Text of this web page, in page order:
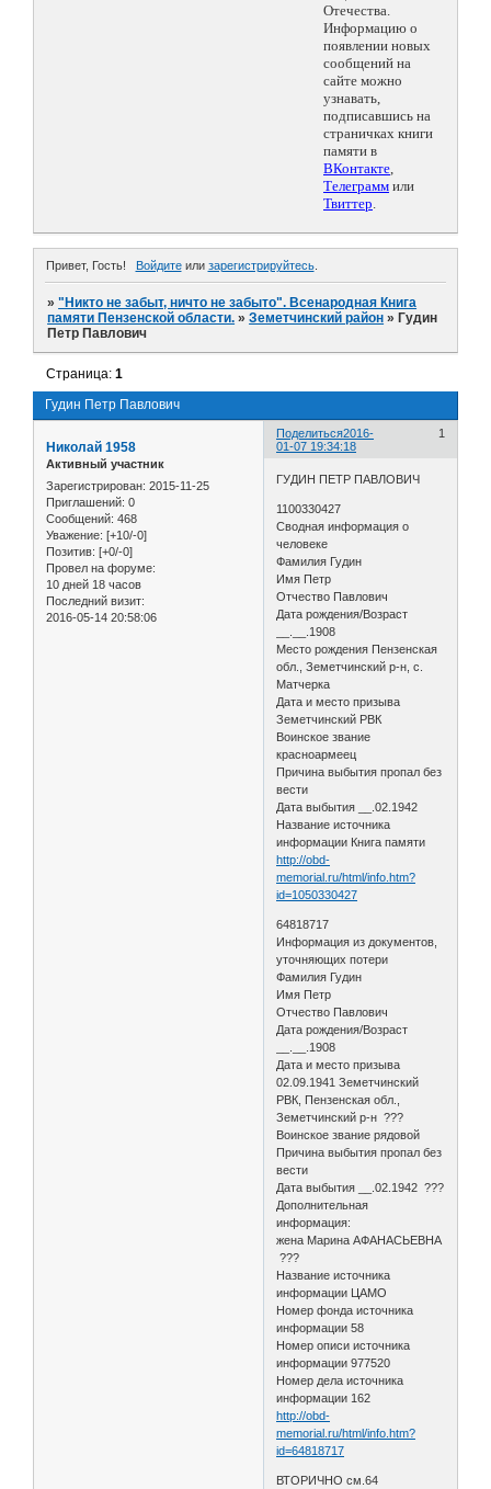
Отечества.
Информацию о
появлении новых
сообщений на
сайте можно
узнавать,
подписавшись на
страничках книги
памяти в
ВКонтакте,
Телеграмм или
Твиттер.
Привет, Гость! Войдитеили зарегистрируйтесь.
»"Никто не забыт, ничто не забыто". Всенародная Книга
памяти Пензенской области. »Земетчинский район » Гудин
Петр Павлович
Гудин Петр Павлович
Страница:1
Поделиться 1
2016-
01-07 19:34:18
Николай 1958
Активный участник
Зарегистрирован: 2015-11-25
Приглашений: 0
Сообщений: 468
Уважение: [+10/-0]
Позитив: [+0/-0]
Провел на форуме:
10 дней 18 часов
Последний визит:
2016-05-14 20:58:06
ГУДИН ПЕТР ПАВЛОВИЧ
1100330427
Сводная информация о
человеке
Фамилия Гудин
Имя Петр
Отчество Павлович
Дата рождения/Возраст
__.__.1908
Место рождения Пензенская
обл., Земетчинский р-н, с.
Матчерка
Дата и место призыва
Земетчинский РВК
Воинское звание
красноармеец
Причина выбытия пропал без
вести
Дата выбытия __.02.1942
Название источника
информации Книга памяти
http://obd-
memorial.ru/html/info.htm?
id=1050330427
64818717
Информация из документов,
уточняющих потери
Фамилия Гудин
Имя Петр
Отчество Павлович
Дата рождения/Возраст
__.__.1908
Дата и место призыва
02.09.1941 Земетчинский
РВК, Пензенская обл.,
Земетчинский р-н ???
Воинское звание рядовой
Причина выбытия пропал без
вести
Дата выбытия __.02.1942 ???
Дополнительная
информация:
жена Марина АФАНАСЬЕВНА
???
Название источника
информации ЦАМО
Номер фонда источника
информации 58
Номер описи источника
информации 977520
Номер дела источника
информации 162
http://obd-
memorial.ru/html/info.htm?
id=64818717
ВТОРИЧНО см.64